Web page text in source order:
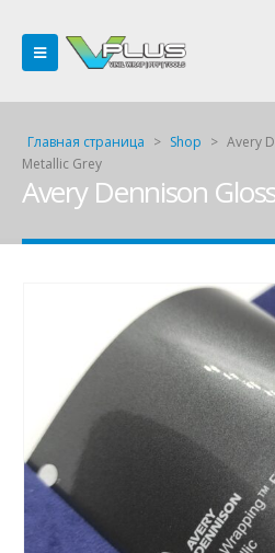
Главная страница > Shop > Avery
Metallic Grey
Avery Dennison